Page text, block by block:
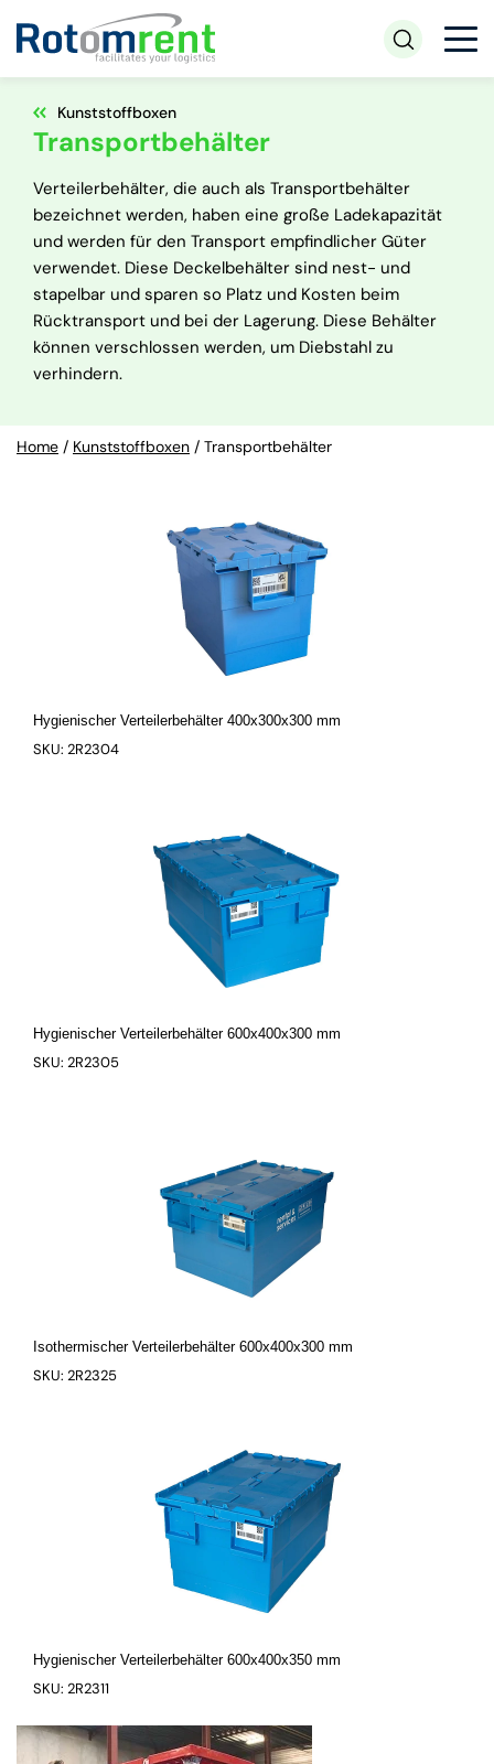
Kunststoffboxen
Transportbehälter
Verteilerbehälter, die auch als Transportbehälter
bezeichnet werden, haben eine große Ladekapazität
und werden für den Transport empfindlicher Güter
verwendet. Diese Deckelbehälter sind nest- und
stapelbar und sparen so Platz und Kosten beim
Rücktransport und bei der Lagerung. Diese Behälter
können verschlossen werden, um Diebstahl zu
verhindern.
Home / Kunststoffboxen / Transportbehälter
Hygienischer Verteilerbehälter 400x300x300 mm
SKU: 2R2304
Hygienischer Verteilerbehälter 600x400x300 mm
SKU: 2R2305
Isothermischer Verteilerbehälter 600x400x300 mm
SKU: 2R2325
Hygienischer Verteilerbehälter 600x400x350 mm
SKU: 2R2311